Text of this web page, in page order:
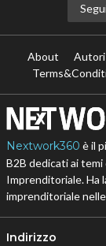
About Autori
Nextwork360 è il
B2B dedicati ai temi
Imprenditoriale. Ha
imprenditoriale
Indirizzo